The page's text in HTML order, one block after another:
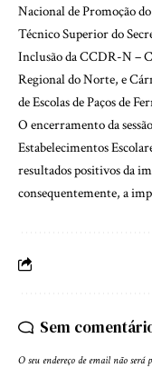
Nacional de Promoção
Técnico Superior do
Inclusão da CCDR-N –
Regional do Norte, e
de Escolas de Paços de
O encerramento da
Estabelecimentos
resultados positivos da
consequentemente, a
Sem
O seu endereço de email não será